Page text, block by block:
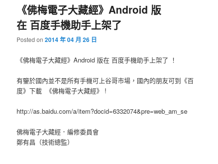
《佛梅電子大藏經》Android 版
在 百度手機助手上架了
Posted on2014 年 04 月 26 日
《佛梅電子大藏經》Android 版在 百度手機助手上架了 ！
有鑒於國內並不是所有手機可上谷哥市場，國內的朋友可到《百
度》下載 《佛梅電子大藏經》 !
http://as.baidu.com/a/item?docid=6332074&pre=web_am_se
佛梅電子大藏經．編修委員會
鄭有昌（技術總監）